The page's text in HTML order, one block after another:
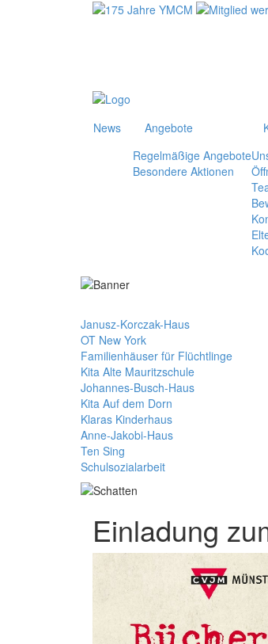
News
Angebote
Regelmäßige Angebote
Besondere Aktionen
Janusz-Korczak-Haus
OT New York
Familienhäuser für Flüchtlinge
Kita Alte Mauritzschule
Johannes-Busch-Haus
Kita Auf dem Dorn
Klaras Kinderhaus
Anne-Jakobi-Haus
Ten Sing
Schulsozialarbeit
Einladung